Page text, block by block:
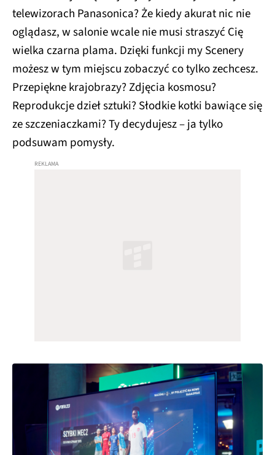
telewizorach Panasonica? Że kiedy akurat nic nie
oglądasz, w salonie wcale nie musi straszyć Cię
wielka czarna plama. Dzięki funkcji my Scenery
możesz w tym miejscu zobaczyć co tylko zechcesz.
Przepiękne krajobrazy? Zdjęcia kosmosu?
Reprodukcje dzieł sztuki? Słodkie kotki bawiące się
ze szczeniaczkami? Ty decydujesz – ja tylko
podsuwam pomysły.